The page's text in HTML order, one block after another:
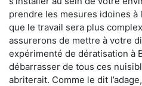
prendre les mesures idoines à
que le travail sera plus
assurerons de mettre à votre
expérimenté de dératisation à
débarrasser de tous ces
abriterait. Comme le dit